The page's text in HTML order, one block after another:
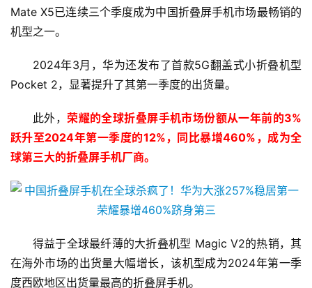
Mate X5已连续三个季度成为中国折叠屏手机市场最畅销的
机型之一。
2024年3月，华为还发布了首款5G翻盖式小折叠机型
Pocket 2，显著提升了其第一季度的出货量。
此外，荣耀的全球折叠屏手机市场份额从一年前的3%
跃升至2024年第一季度的12%，同比暴增460%，成为全
球第三大的折叠屏手机厂商。
得益于全球最纤薄的大折叠机型 Magic V2的热销，其
在海外市场的出货量大幅增长，该机型成为2024年第一季
度西欧地区出货量最高的折叠屏手机。